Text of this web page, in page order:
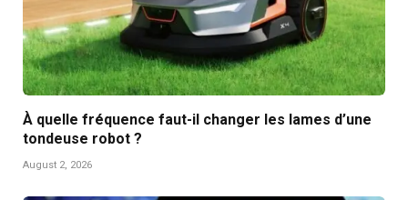
À quelle fréquence faut-il changer les lames d’une
tondeuse robot ?
August 2, 2026